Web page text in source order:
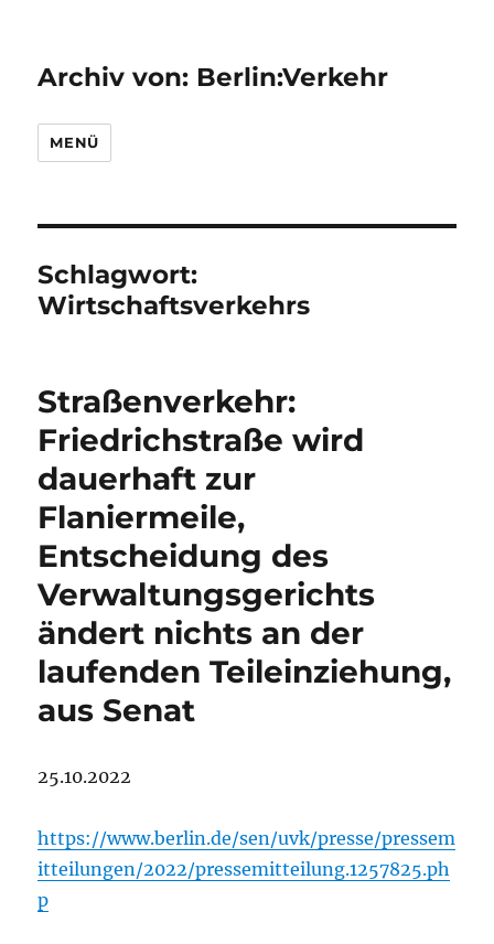
Archiv von: Berlin:Verkehr
MENÜ
Schlagwort:
Wirtschaftsverkehrs
Straßenverkehr:
Friedrichstraße wird
dauerhaft zur
Flaniermeile,
Entscheidung des
Verwaltungsgerichts
ändert nichts an der
laufenden Teileinziehung,
aus Senat
25.10.2022
https://www.berlin.de/sen/uvk/presse/pressem
itteilungen/2022/pressemitteilung.1257825.ph
p